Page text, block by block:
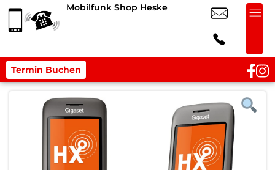
Mobilfunk Shop Heske
Termin Buchen